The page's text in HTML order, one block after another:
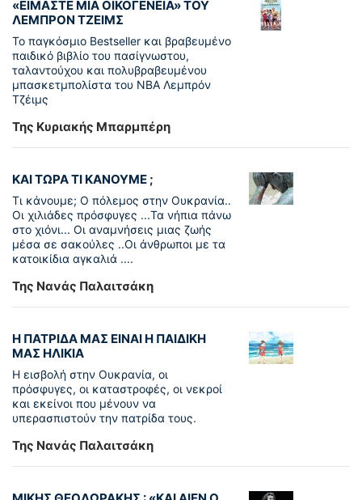
«ΕΙΜΑΣΤΕ ΜΙΑ ΟΙΚΟΓΕΝΕΙΑ» ΤΟΥ
ΛΕΜΠΡΟΝ ΤΖΕΙΜΣ
To παγκόσµιο Bestseller και βραβευµένο
παιδικό βιβλίο του πασίγνωστου,
ταλαντούχου και πολυβραβευµένου
µπασκετµπολίστα του NBA Λεµπρόν
Τζέιμς
Της Κυριακής Μπαρμπέρη
ΚΑΙ ΤΩΡΑ ΤΙ ΚΑΝΟΥΜΕ ;
Τι κάνουμε; Ο πόλεμος στην Ουκρανία..
Οι χιλιάδες πρόσφυγες ...Τα νήπια πάνω
στο χιόνι... Οι αναμνήσεις μιας ζωής
μέσα σε σακούλες ..Οι άνθρωποι με τα
κατοικίδια αγκαλιά ....
Της Νανάς Παλαιτσάκη
Η ΠΑΤΡΙΔΑ ΜΑΣ ΕΙΝΑΙ Η ΠΑΙΔΙΚΗ
ΜΑΣ ΗΛΙΚΙΑ
Η εισβολή στην Ουκρανία, οι
πρόσφυγες, οι καταστροφές, οι νεκροί
και εκείνοι που μένουν να
υπερασπιστούν την πατρίδα τους.
Της Νανάς Παλαιτσάκη